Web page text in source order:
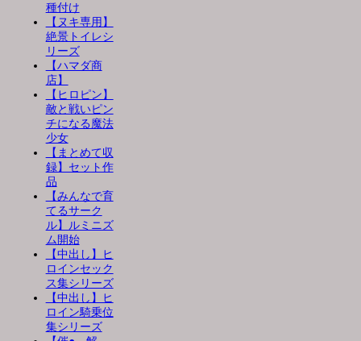
種付け
【ヌキ専用】
絶景トイレシ
リーズ
【ハマダ商
店】
【ヒロピン】
敵と戦いピン
チになる魔法
少女
【まとめて収
録】セット作
品
【みんなで育
てるサーク
ル】ルミニズ
ム開始
【中出し】ヒ
ロインセック
ス集シリーズ
【中出し】ヒ
ロイン騎乗位
集シリーズ